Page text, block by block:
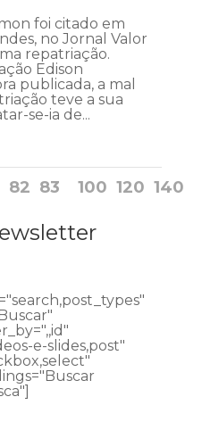
foi citado em
no Jornal Valor
repatriação.
Edison
publicada, a mal
teve a sua
se-ia de...
82 83 100 120 140
e-slides,post"